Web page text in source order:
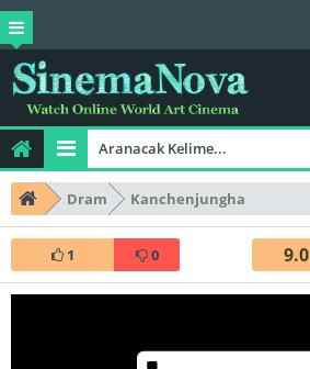
Dram Kanchenjungha
1 0 9.0